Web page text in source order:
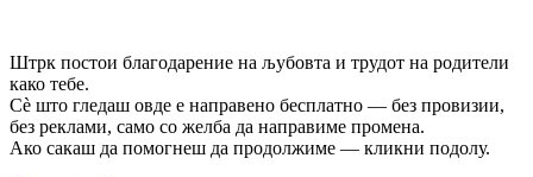
Штрк постои благодарение на љубовта и трудот на родители
како тебе.
Сè што гледаш овде е направено бесплатно — без провизии,
без реклами, само со желба да направиме промена.
Ако сакаш да помогнеш да продолжиме — кликни подолу.